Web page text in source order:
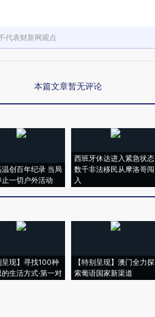
代表财新网观点
本篇文章暂无评论
创百年纪录 当局
一切户外活动
西班牙休达进入紧急状态
数千非法移民从摩洛哥闯
入
呈现】寻找100种
生活方式·第一对
【特别呈现】澳门全力探
索葡语国家新渠道